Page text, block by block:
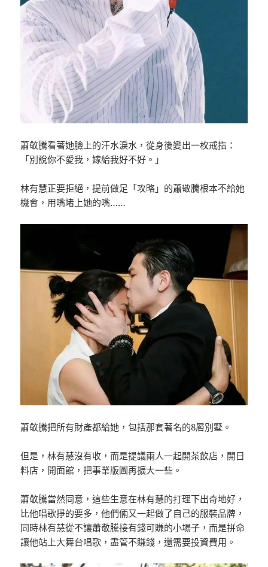
蕭敬騰看著她臉上的汗水淚水，從身後變出一枚戒指：
「別說你不愛我，嫁給我好不好。」
林有慧正要拒絕，提前做足「攻略」的蕭敬騰根本不給她
機會，用嘴堵上她的嘴……
蕭敬騰把所有財產都給她，包括那套著名的8層別墅。
但是，林有慧沒有收，而是提議兩人一起開茶飲店，開日
料店，開面館，把事業版圖再擴大一些。
蕭敬騰當然同意，這些生意在林有慧的打理下出奇地好，
比他唱歌掙的要多，他們倆又一起做了自己的服裝品牌，
同時林有慧從不讓蕭敬騰接有錢可賺的小場子，而是拼命
讓他站上大舞台唱歌，盡管不賺錢，還需要投資費用。